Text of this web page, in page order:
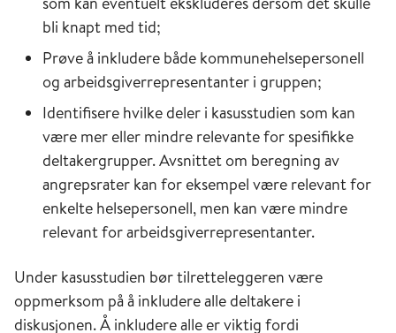
bli knapt med tid;
Prøve å inkludere både kommunehelsepersonell
og arbeidsgiverrepresentanter i gruppen;
Identifisere hvilke deler i kasusstudien som kan
være mer eller mindre relevante for spesifikke
deltakergrupper. Avsnittet om beregning av
angrepsrater kan for eksempel være relevant for
enkelte helsepersonell, men kan være mindre
relevant for arbeidsgiverrepresentanter.
Under kasusstudien bør tilretteleggeren være
oppmerksom på å inkludere alle deltakere i
diskusjonen. Å inkludere alle er viktig fordi